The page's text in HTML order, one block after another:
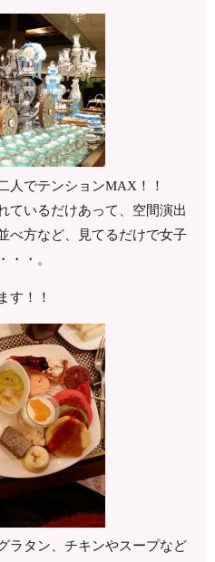
人でテンションMAX！！
ているだけあって、空間演出
べ方など、見てるだけで女子
・・。
す！！
ラタン、チキンやスープなど